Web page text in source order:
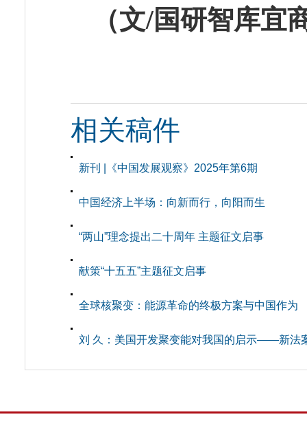
（文/国研智库宜
相关稿件
新刊 |《中国发展观察》2025年第6期
中国经济上半场：向新而行，向阳而生
“两山”理念提出二十周年 主题征文启事
献策“十五五”主题征文启事
全球核聚变：能源革命的终极方案与中国作为
刘 久：美国开发聚变能对我国的启示——新法